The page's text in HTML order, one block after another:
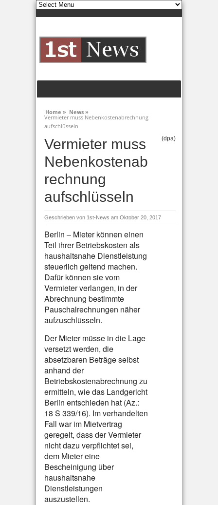
Home » News »
Vermieter muss Nebenkostenabrechnung
aufschlüsseln
Vermieter muss
Nebenkostenab
rechnung
aufschlüsseln
(dpa)
Geschrieben von 1st-News am Oktober 20, 2017
Berlin – Mieter können einen
Teil ihrer Betriebskosten als
haushaltsnahe Dienstleistung
steuerlich geltend machen.
Dafür können sie vom
Vermieter verlangen, in der
Abrechnung bestimmte
Pauschalrechnungen näher
aufzuschlüsseln.
Der Mieter müsse in die Lage
versetzt werden, die
absetzbaren Beträge selbst
anhand der
Betriebskostenabrechnung zu
ermitteln, wie das Landgericht
Berlin entschieden hat (Az.:
18 S 339/16). Im verhandelten
Fall war im Mietvertrag
geregelt, dass der Vermieter
nicht dazu verpflichtet sei,
dem Mieter eine
Bescheinigung über
haushaltsnahe
Dienstleistungen
auszustellen.